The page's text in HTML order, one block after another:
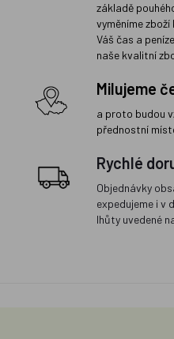
základě
vyměníme
Váš čas a
naše kvalitní
Milujeme
a proto budou
přednostní
Rychlé
Objednávky
expedujeme i v
lhůty uvedené